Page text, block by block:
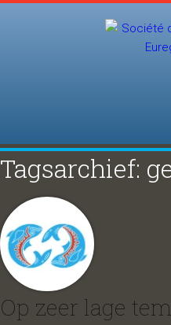
Tagsarchief:
Op zeer lage